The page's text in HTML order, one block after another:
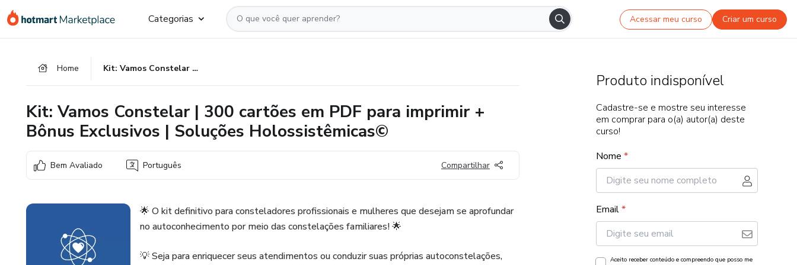
para
para
para
Categorias Acessar meu curso Criar um curso
Home Kit: Vamos Constelar | 300 cartões em PDF para imprimir + Bônus Exclusivos | Soluções Holossistêmicas©
Kit: Vamos Constelar | 300 cartões em PDF para imprimir +
Bônus Exclusivos | Soluções Holossistêmicas©
Bem Avaliado Português Compartilhar
🌟 O kit definitivo para consteladores profissionais e mulheres que desejam se aprofundar
no autoconhecimento por meio das constelações familiares! 🌟
💡 Seja para enriquecer seus atendimentos ou conduzir suas próprias autoconstelações,
Produto indisponível
Cadastre-se e mostre seu interesse
em comprar para o(a) autor(a) deste
curso!
Nome *
Email*
Aceito receber conteúdo e compreendo que posso me